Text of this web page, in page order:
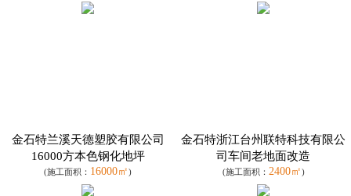
金石特兰溪天德塑胶有限公司
16000方本色钢化地坪
(施工面积： 16000㎡)
金石特浙江台州联特科技有限公
司车间老地面改造
(施工面积： 2400㎡)